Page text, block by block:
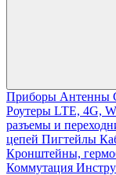
Приборы Антенны
Роутеры LTE, 4G,
разъемы и
цепей Пигтейлы
Кронштейны,
Коммутация